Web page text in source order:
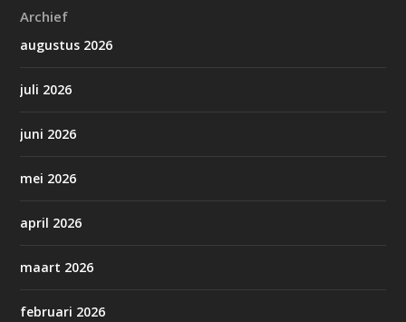
Archief
augustus 2026
juli 2026
juni 2026
mei 2026
april 2026
maart 2026
februari 2026